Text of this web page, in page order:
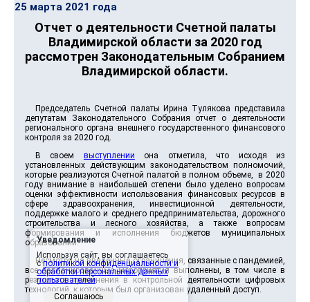
25 марта 2021 года
Отчет о деятельности Счетной палаты
Владимирской области за 2020 год
рассмотрен Законодательным Собранием
Владимирской области.
Председатель Счетной палаты Ирина Тулякова представила
депутатам Законодательного Собрания отчет о деятельности
регионального органа внешнего государственного финансового
контроля за 2020 год.
В своем выступлении она отметила, что исходя из
установленных действующим законодательством полномочий,
которые реализуются Счетной палатой в полном объеме, в 2020
году внимание в наибольшей степени было уделено вопросам
оценки эффективности использования финансовых ресурсов в
сфере здравоохранения, инвестиционной деятельности,
поддержке малого и среднего предпринимательства, дорожного
строительства и лесного хозяйства, а также вопросам
формирования и исполнения бюджетов муниципальных
образований.
Несмотря на введенные ограничения, связанные с пандемией,
все запланированные мероприятия выполнены, в том числе в
результате применения в контрольной деятельности цифровых
технологий, к которым был организован удаленный доступ.
Уведомление
Используя сайт, вы соглашаетесь
сполитикой конфиденциальности и
обработки персональных данных
пользователей.
Соглашаюсь